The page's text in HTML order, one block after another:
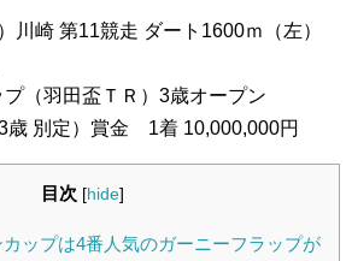
川崎 第11競走 ダート1600ｍ（左）
（羽田盃ＴＲ）3歳オープン
歳 別定）賞金 1着 10,000,000円
目次 [hide]
ップは4番人気のガーニーフラップが